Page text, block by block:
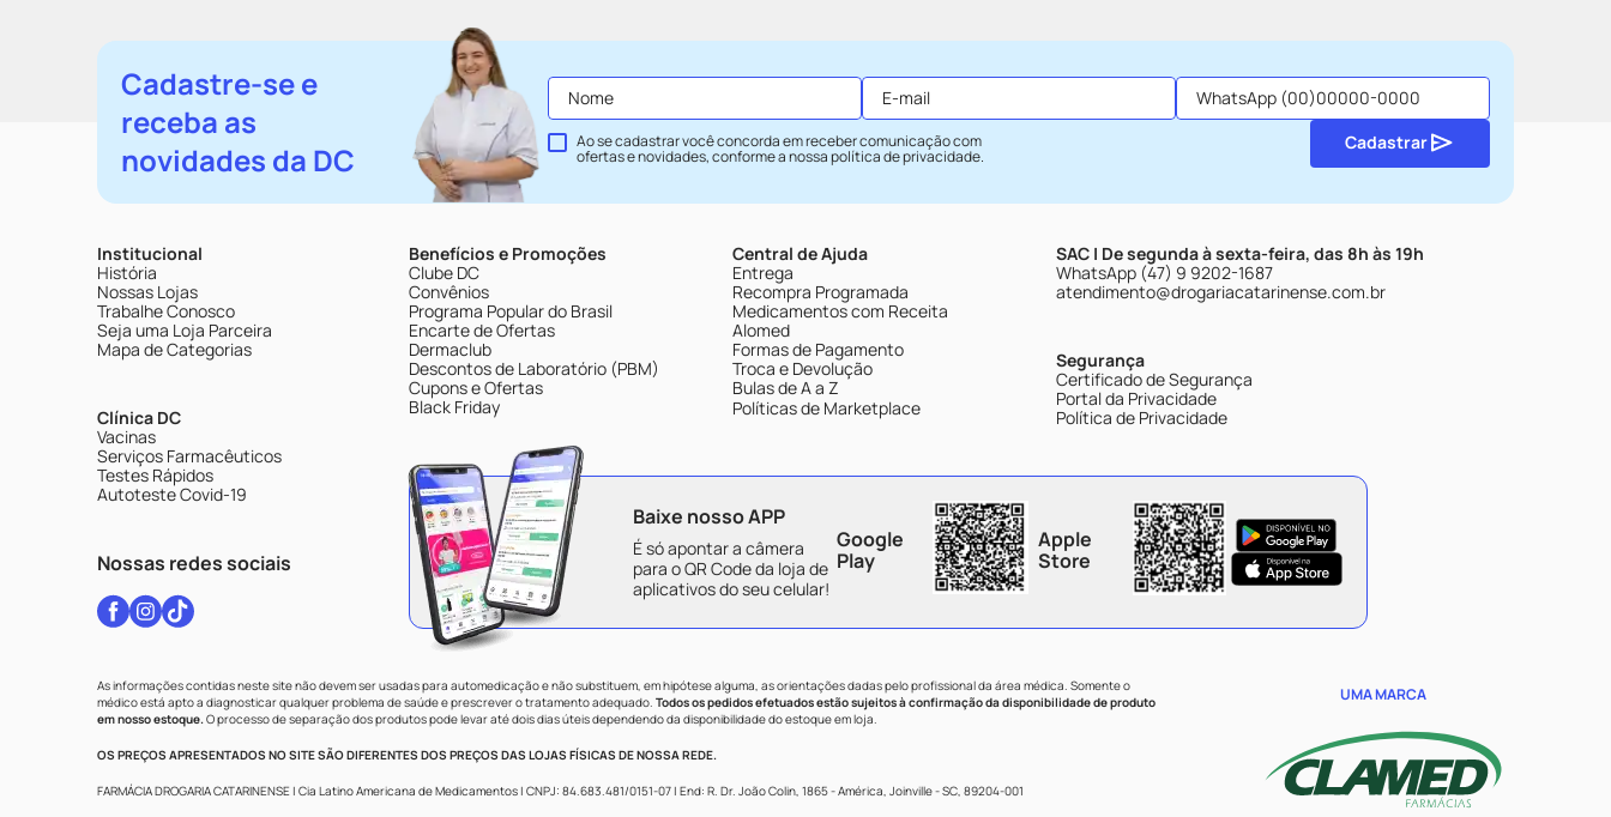
Cadastre-se e
receba as
novidades da DC
Ao se cadastrar você concorda em receber comunicação com
ofertas e novidades, conforme a nossapolítica de privacidade.
Cadastrar
Institucional
História
Nossas Lojas
Trabalhe Conosco
Seja uma Loja Parceira
Mapa de Categorias
Clínica DC
Vacinas
Serviços Farmacêuticos
Testes Rápidos
Autoteste Covid-19
Nossas redes sociais
Benefícios e Promoções
Clube DC
Convênios
Programa Popular do Brasil
Encarte de Ofertas
Dermaclub
Descontos de Laboratório (PBM)
Cupons e Ofertas
Black Friday
Central de Ajuda
Entrega
Recompra Programada
Medicamentos com Receita
Alomed
Formas de Pagamento
Troca e Devolução
Bulas de A a Z
Políticas de Marketplace
SAC | De segunda à sexta-feira, das 8h às 19h
WhatsApp (47) 9 9202-1687
atendimento@drogariacatarinense.com.br
Segurança
Certificado de Segurança
Portal da Privacidade
Política de Privacidade
Baixe nosso APP
É só apontar a câmera
para o QR Code da loja de
aplicativos do seu celular!
Google
Play
Apple
Store
As informações contidas neste site não devem ser usadas para automedicação e não substituem, em hipótese alguma, as orientações dadas pelo profissional da área médica. Somente o
médico está apto a diagnosticar qualquer problema de saúde e prescrever o tratamento adequado. Todos os pedidos efetuados estão sujeitos à confirmação da disponibilidade de produto
em nosso estoque.O processo de separação dos produtos pode levar até dois dias úteis dependendo da disponibilidade do estoque em loja.
OS PREÇOS APRESENTADOS NO SITE SÃO DIFERENTES DOS PREÇOS DAS LOJAS FÍSICAS DE NOSSA REDE.
FARMÁCIA DROGARIA CATARINENSE | Cia Latino Americana de Medicamentos | CNPJ: 84.683.481/0151-07 | End: R. Dr. João Colin, 1865 - América, Joinville - SC, 89204-001
UMA MARCA